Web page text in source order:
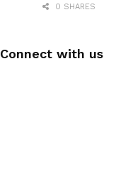
0 SHARES
Connect with us